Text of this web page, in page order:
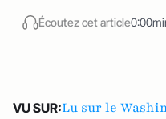
Écoutez cet article
VU SUR:Lu sur le